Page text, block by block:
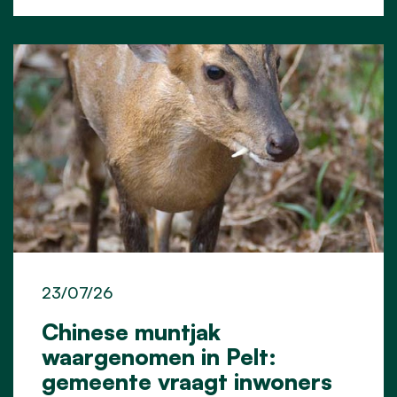
Chinese muntjak
waargenomen in Pelt:
gemeente vraagt inwoners
23/07/26